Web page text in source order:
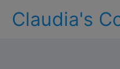
naarClaudia's